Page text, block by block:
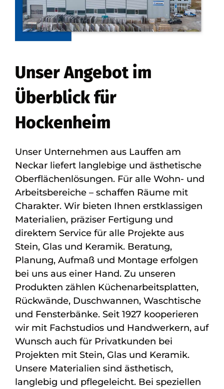
Unser Angebot im
Überblick für
Hockenheim
Unser Unternehmen aus Lauffen am
Neckar liefert langlebige und ästhetische
Oberflächenlösungen. Für alle Wohn- und
Arbeitsbereiche – schaffen Räume mit
Charakter. Wir bieten Ihnen erstklassigen
Materialien, präziser Fertigung und
direktem Service für alle Projekte aus
Stein, Glas und Keramik. Beratung,
Planung, Aufmaß und Montage erfolgen
bei uns aus einer Hand. Zu unseren
Produkten zählen Küchenarbeitsplatten,
Rückwände, Duschwannen, Waschtische
und Fensterbänke. Seit 1927 kooperieren
wir mit Fachstudios und Handwerkern, auf
Wunsch auch für Privatkunden bei
Projekten mit Stein, Glas und Keramik.
Unsere Materialien sind ästhetisch,
langlebig und pflegeleicht. Bei speziellen